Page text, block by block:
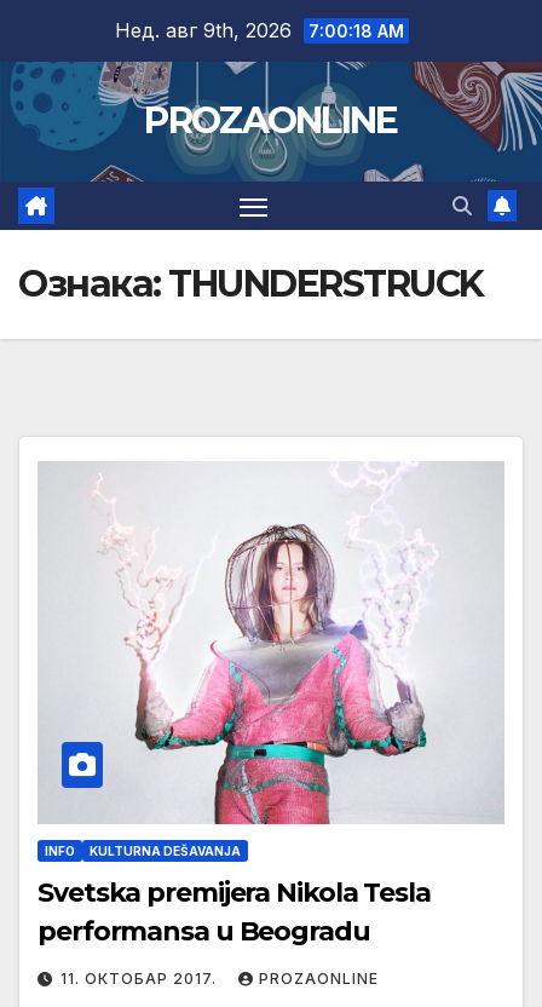
content
Нед. авг 9th, 2026 7:00:18 AM
PROZAONLINE
Ознака:THUNDERSTRUCK
INFO KULTURNA DEŠAVANJA
Svetska premijera Nikola Tesla
performansa u Beogradu
11. ОКТОБАР 2017. PROZAONLINE